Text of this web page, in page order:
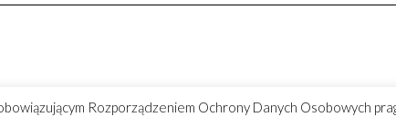
Rozporządzeniem Ochrony Danych Osobowych